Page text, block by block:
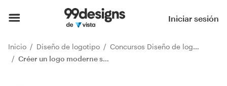
Iniciar sesión
Inicio Diseño de logotipo
Concursos Diseño de logotipo
Créer un logo moderne sophistiqué et élégant pour un salon de coiffure